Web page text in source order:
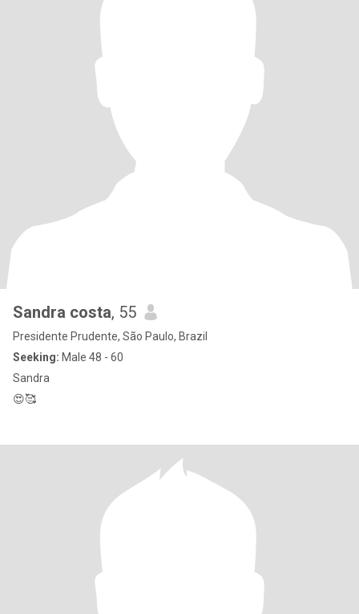
Sandra costa, 55
Presidente Prudente, São Paulo, Brazil
Seeking: Male 48 - 60
Sandra
😍🥰